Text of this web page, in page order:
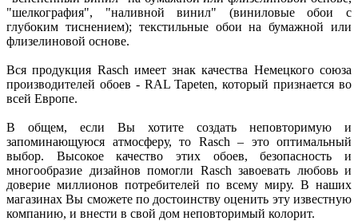
"шелкография", "наливной винил" (виниловые обои с
глубоким тиснением); текстильные обои на бумажной или
флизелиновой основе.
Вся продукция Rasch имеет знак качества Немецкого союза
производителей обоев - RAL Tapeten, который признается во
всей Европе.
В общем, если Вы хотите создать неповторимую и
запоминающуюся атмосферу, то Rasch – это оптимальный
выбор. Высокое качество этих обоев, безопасность и
многообразие дизайнов помогли Rasch завоевать любовь и
доверие миллионов потребителей по всему миру. В наших
магазинах Вы сможете по достоинству оценить эту известную
компанию, и внести в свой дом неповторимый колорит.